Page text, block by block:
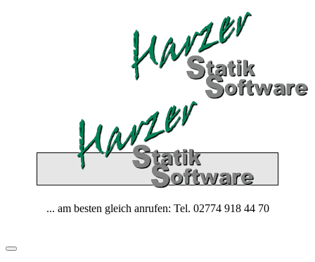
... am besten gleich anrufen: Tel. 02774 918 44 70